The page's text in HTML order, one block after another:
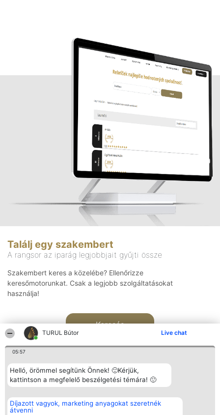
TURUL Bútor Live chat
05:57
Helló, örömmel segítünk Önnek! 🙂Kérjük,
kattintson a megfelelő beszélgetési témára! 🙂
Díjazott vagyok, marketing anyagokat szeretnék
átvenni
Találj egy szakembert
A rangsor az iparág legjobbjait gyűjti össze
Szakembert keres a közelébe? Ellenőrizze
keresőmotorunkat. Csak a legjobb szolgáltatásokat
használja!
Keresés
Rangsorszervező
SC Beautiful Company S.R.L.
Bulevardul Aleea Timișul De
Népszavazás
Nyertesek
Elérhetőség
Elérhetőség